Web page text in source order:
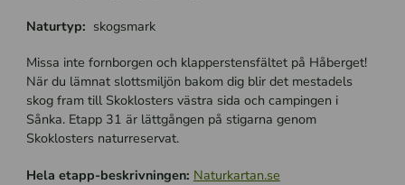
Naturtyp: skogsmark
Missa inte fornborgen och klapperstensfältet på Håberget!
När du lämnat slottsmiljön bakom dig blir det mestadels
skog fram till Skoklosters västra sida och campingen i
Sånka. Etapp 31 är lättgången på stigarna genom
Skoklosters naturreservat.
Hela etapp-beskrivningen: Naturkartan.se